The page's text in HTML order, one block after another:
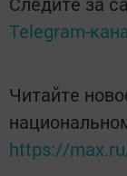
Telegram-
Читайте
https://